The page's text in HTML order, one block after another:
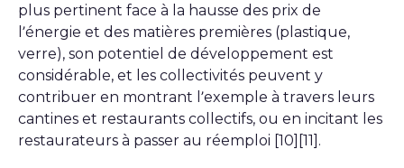
plus pertinent face à la hausse des prix de
l’énergie et des matières premières (plastique,
verre), son potentiel de développement est
considérable, et les collectivités peuvent y
contribuer en montrant l’exemple à travers leurs
cantines et restaurants collectifs, ou en incitant les
restaurateurs à passer au réemploi [10][11].